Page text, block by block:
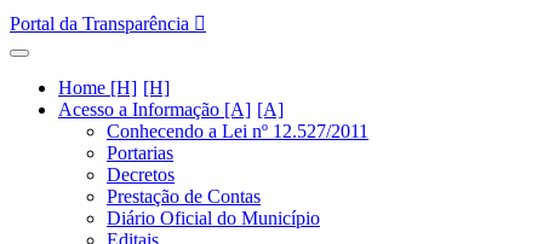
Portal da Transparência
Home [H]
Acesso a Informação [A]
Conhecendo a Lei nº 12.527/2011
Portarias
Decretos
Prestação de Contas
Diário Oficial do Município
Editais